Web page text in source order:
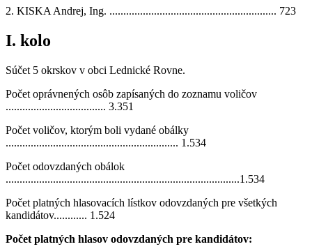
2. KISKA Andrej, Ing. ............................................................ 723
I. kolo
Súčet 5 okrskov v obci Lednické Rovne.
Počet oprávnených osôb zapísaných do zoznamu voličov
.................................... 3.351
Počet voličov, ktorým boli vydané obálky
.............................................................. 1.534
Počet odovzdaných obálok
....................................................................................1.534
Počet platných hlasovacích lístkov odovzdaných pre všetkých
kandidátov............ 1.524
Počet platných hlasov odovzdaných pre kandidátov: